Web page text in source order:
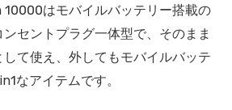
はモバイルバッテリー搭載の
セントプラグ一体型で、そのまま
して使え、外してもモバイルバッテ
なアイテムです。